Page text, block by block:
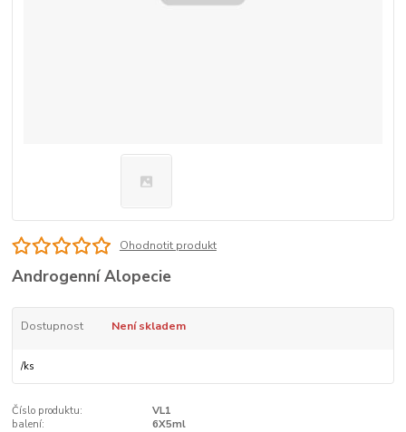
Ohodnotit produkt
Androgenní Alopecie
Dostupnost Není skladem
/ks
Číslo produktu:
VL1
balení:
6X5ml